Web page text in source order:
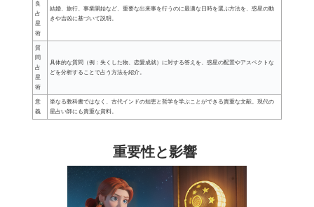
良
占
星
術
結婚、旅行、事業開始など、重要な出来事を行うのに最適な日時を選ぶ方法を、惑星の動
きや吉凶に基づいて説明。
質
問
占
星
術
具体的な質問（例：失くした物、恋愛成就）に対する答えを、惑星の配置やアスペクトな
どを分析することで占う方法を紹介。
意
義
単なる教科書ではなく、古代インドの知恵と哲学を学ぶことができる貴重な文献。現代の
星占い師にも貴重な資料。
重要性と影響